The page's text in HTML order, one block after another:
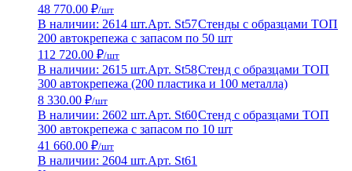
48 770.00 ₽/шт
В наличии: 2614 шт.Арт. St57Стенды с образцами ТОП
200 автокрепежа с запасом по 50 шт
112 720.00 ₽/шт
В наличии: 2615 шт.Арт. St58Стенд с образцами ТОП
300 автокрепежа (200 пластика и 100 металла)
8 330.00 ₽/шт
В наличии: 2602 шт.Арт. St60Стенд с образцами ТОП
300 автокрепежа с запасом по 10 шт
41 660.00 ₽/шт
В наличии: 2604 шт.Арт. St61